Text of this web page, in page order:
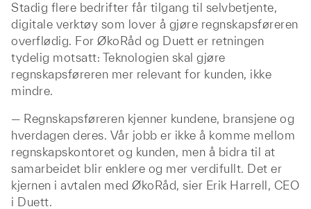
Stadig flere bedrifter får tilgang til selvbetjente,
digitale verktøy som lover å gjøre regnskapsføreren
overflødig. For ØkoRåd og Duett er retningen
tydelig motsatt: Teknologien skal gjøre
regnskapsføreren mer relevant for kunden, ikke
mindre.
— Regnskapsføreren kjenner kundene, bransjene og
hverdagen deres. Vår jobb er ikke å komme mellom
regnskapskontoret og kunden, men å bidra til at
samarbeidet blir enklere og mer verdifullt. Det er
kjernen i avtalen med ØkoRåd, sier Erik Harrell, CEO
i Duett.